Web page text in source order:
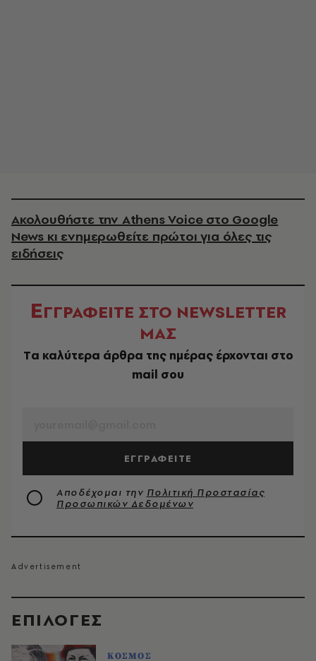
EΠΙΛΟΓΈΣ
ΚΟΣΜΟΣ
Ακολουθήστε την Athens Voice στο Google
News κι ενημερωθείτε πρώτοι για όλες τις
ειδήσεις
ΕΓΓΡΑΦΕΙΤΕ ΣΤΟ NEWSLETTER
ΜΑΣ
Tα καλύτερα άρθρα της ημέρας έρχονται στο
mail σου
ΕΓΓΡΑΦΕΙΤΕ
Αποδέχομαι την Πολιτική Προστασίας
Προσωπικών Δεδομένων